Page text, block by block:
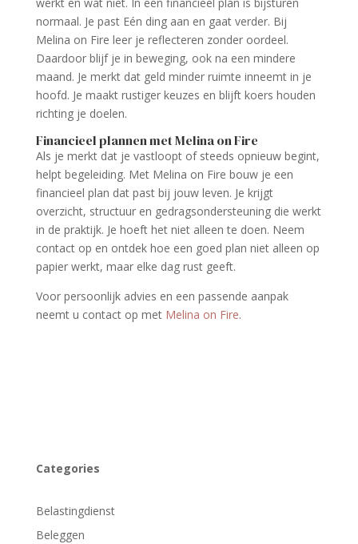
werkt en wat niet. In een financieel plan is bijsturen
normaal. Je past Eén ding aan en gaat verder. Bij
Melina on Fire leer je reflecteren zonder oordeel.
Daardoor blijf je in beweging, ook na een mindere
maand. Je merkt dat geld minder ruimte inneemt in je
hoofd. Je maakt rustiger keuzes en blijft koers houden
richting je doelen.
Financieel plannen met Melina on Fire
Als je merkt dat je vastloopt of steeds opnieuw begint,
helpt begeleiding. Met Melina on Fire bouw je een
financieel plan dat past bij jouw leven. Je krijgt
overzicht, structuur en gedragsondersteuning die werkt
in de praktijk. Je hoeft het niet alleen te doen. Neem
contact op en ontdek hoe een goed plan niet alleen op
papier werkt, maar elke dag rust geeft.
Voor persoonlijk advies en een passende aanpak
neemt u contact op met Melina on Fire.
Categories
Belastingdienst
Beleggen